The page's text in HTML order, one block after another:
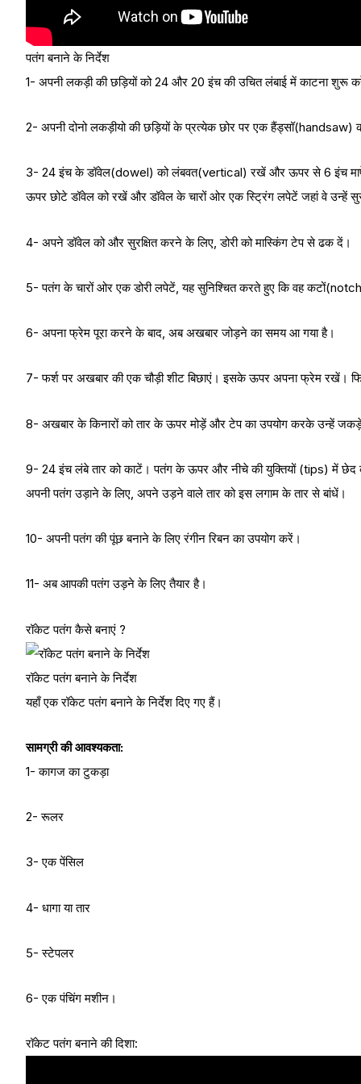
पतंग बनाने के निर्देश
1- अपनी लकड़ी की छड़ियों को 24 और 20 इंच की उचित लंबाई में काटना शुरू
2- अपनी दोनो लकड़ीयो की छड़ियों के प्रत्येक छोर पर एक
3- 24 इंच के डॉवेल(dowel) को लंबवत(vertical) रखें और ऊपर से 6 इंच
ऊपर छोटे डॉवेल को रखें और डॉवेल के चारों ओर एक स्ट्रिंग लपेटें जहां वे उन्हें
4- अपने डॉवेल को और सुरक्षित करने के लिए, डोरी को मास्किंग टेप से ढक दें।
5- पतंग के चारों ओर एक डोरी लपेटें, यह सुनिश्चित करते हुए कि वह
6- अपना फ्रेम पूरा करने के बाद, अब अखबार जोड़ने का समय आ गया है।
7- फर्श पर अखबार की एक चौड़ी शीट बिछाएं। इसके ऊपर अपना फ्रेम रखें।
8- अखबार के किनारों को तार के ऊपर मोड़ें और टेप का उपयोग करके उन्हें
9- 24 इंच लंबे तार को काटें। पतंग के ऊपर और नीचे की युक्तियों (tips) में छेद
अपनी पतंग उड़ाने के लिए, अपने उड़ने वाले तार को इस लगाम के तार से बांधें।
10- अपनी पतंग की पूंछ बनाने के लिए रंगीन रिबन का उपयोग करें।
11- अब आपकी पतंग उड़ने के लिए तैयार है।
रॉकेट पतंग कैसे बनाएं ?
रॉकेट पतंग बनाने के निर्देश
यहाँ एक रॉकेट पतंग बनाने के निर्देश दिए गए हैं।
सामग्री की आवश्यकता:
1- कागज का टुकड़ा
2- रूलर
3- एक पेंसिल
4- धागा या तार
5- स्टेपलर
6- एक पंचिंग मशीन।
रॉकेट पतंग बनाने की दिशा: